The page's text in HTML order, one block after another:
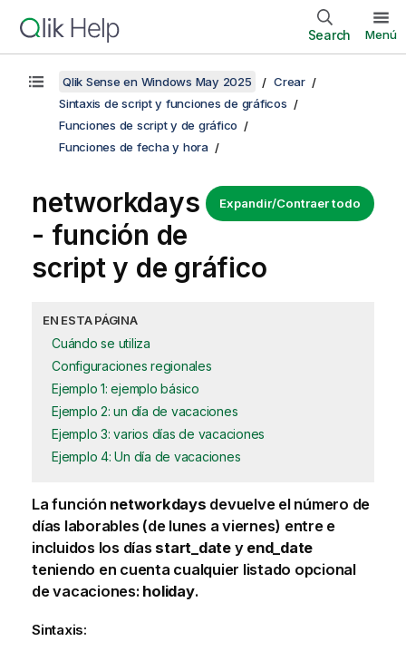
Search Menú
Qlik Sense en Windows May 2025
Crear
Sintaxis de script y funciones de gráficos
Funciones de script y de gráfico
Funciones de fecha y hora
Expandir/Contraer todo
networkdays
- función de
script y de gráfico
EN ESTA PÁGINA
Cuándo se utiliza
Configuraciones regionales
Ejemplo 1: ejemplo básico
Ejemplo 2: un día de vacaciones
Ejemplo 3: varios días de vacaciones
Ejemplo 4: Un día de vacaciones
La función networkdays devuelve el número de
días laborables (de lunes a viernes) entre e
incluidos los días start_datey end_date
teniendo en cuenta cualquier listado opcional
de vacaciones: holiday.
Sintaxis: